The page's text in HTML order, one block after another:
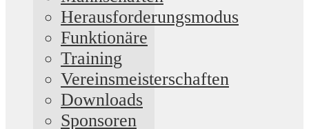
Herausforderungsmodus
Funktionäre
Training
Vereinsmeisterschaften
Downloads
Sponsoren